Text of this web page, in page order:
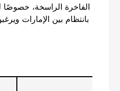
الفاخرة الراسخة، خصوصًا
بانتظام بين الإمارات